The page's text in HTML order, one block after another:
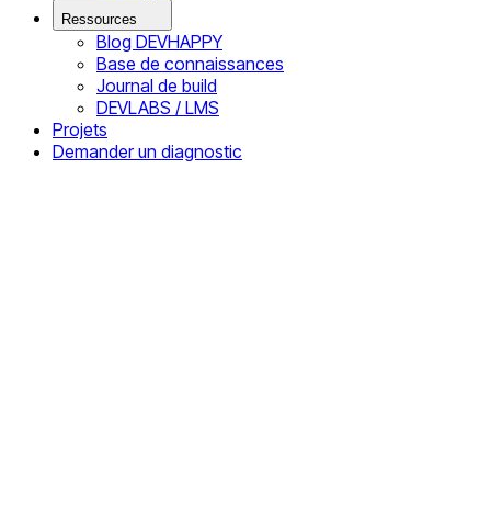
Ressources
Blog DEVHAPPY
Base de connaissances
Journal de build
DEVLABS / LMS
Projets
Demander un diagnostic